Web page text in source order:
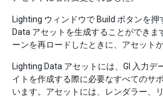
Lighting ウィンドウで Build ボタンを
Data アセットを生成することができま
ーンを再ロードしたときに、アセット
Lighting Data アセットには、GI 入力デ
イトを作成する際に必要なすべてのサ
います。アセットには、レンダラー、